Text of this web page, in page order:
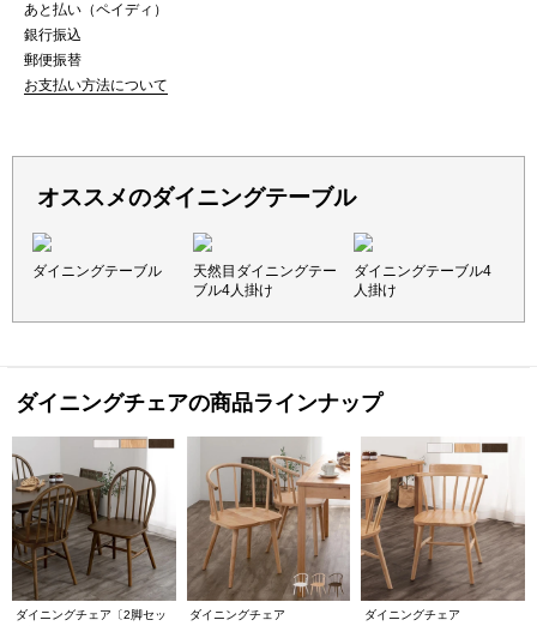
あと払い（ペイディ）
銀行振込
郵便振替
お支払い方法について
オススメのダイニングテーブル
ダイニングテーブル
天然目ダイニングテー
ブル4人掛け
ダイニングテーブル4
人掛け
ダイニングチェアの商品ラインナップ
ダイニングチェア〔2脚セッ
ダイニングチェア ダイニングチェア